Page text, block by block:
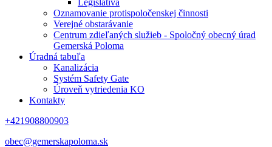
Legislatíva
Oznamovanie protispoločenskej činnosti
Verejné obstarávanie
Centrum zdieľaných služieb - Spoločný obecný úrad
Gemerská Poloma
Úradná tabuľa
Kanalizácia
Systém Safety Gate
Úroveň vytriedenia KO
Kontakty
+421908800903
obec@gemerskapoloma.sk